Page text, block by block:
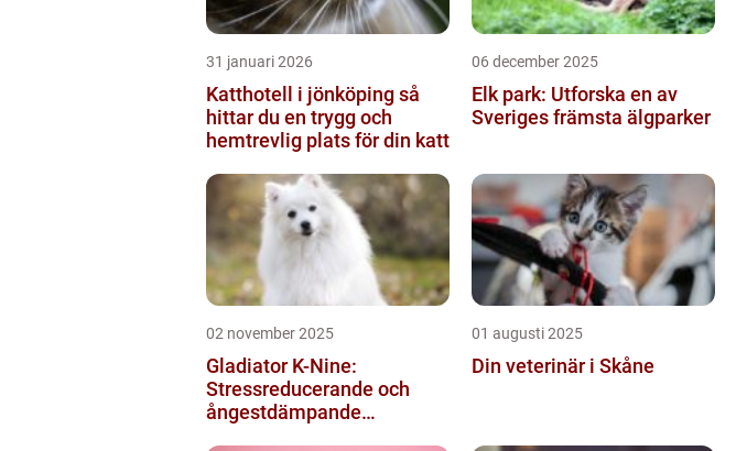
31 januari 2026
Katthotell i jönköping så
hittar du en trygg och
hemtrevlig plats för din katt
06 december 2025
Elk park: Utforska en av
Sveriges främsta älgparker
02 november 2025
Gladiator K-Nine:
Stressreducerande och
ångestdämpande
01 augusti 2025
Din veterinär i Skåne